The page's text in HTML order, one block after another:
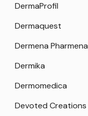
DermaProfil
Dermaquest
Dermena Pharmena
Dermika
Dermomedica
Devoted Creations